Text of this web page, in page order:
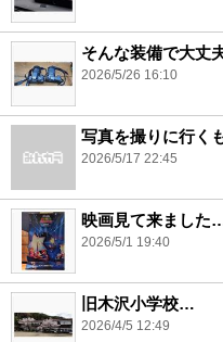
そんな装備で大
2026/5/26 16:10
写真を撮りに行く
2026/5/17 22:45
映画見て来ました…
2026/5/1 19:40
旧木沢小学校…
2026/4/5 12:49